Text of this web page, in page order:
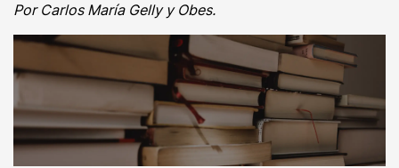
Por Carlos María Gelly y Obes.